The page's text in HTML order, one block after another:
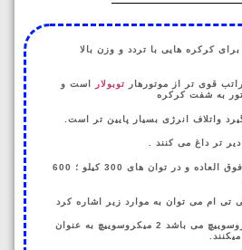
ktm برای کرکره هایی با تردد و وزن بالا
قوی تر از موتورهار توبولار
است و
به شفت کرکره
واتلاف انرژی بسیار پایین تر است.
تر داغ می کنند .
ktm با کیفیت فوق العاده و در توان های 300 کیلو ؛ 600
تی ام می توان به موارد زیر اشاره کرد
این موتور ها دارای 4 میکروسوییچ می باشد 2 میکروسوییچ به عنوان